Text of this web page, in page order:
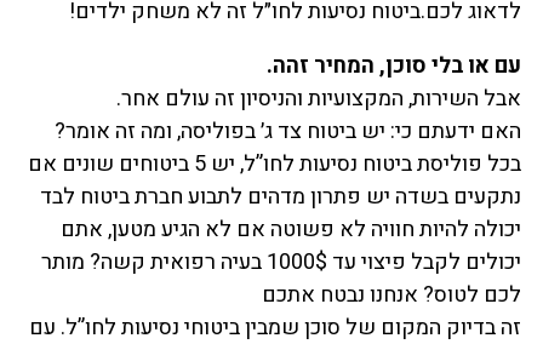
לדאוג לכם.ביטוח נסיעות לחו״ל זה לא משחק ילדים!
עם או בלי סוכן, המחיר זהה.
אבל השירות, המקצועיות והניסיון זה עולם אחר.
האם ידעתם כי: יש ביטוח צד ג׳ בפוליסה, ומה זה אומר?
בכל פוליסת ביטוח נסיעות לחו”ל, יש 5 ביטוחים שונים אם
נתקעים בשדה יש פתרון מדהים לתבוע חברת ביטוח לבד
יכולה להיות חוויה לא פשוטה אם לא הגיע מטען, אתם
יכולים לקבל פיצוי עד 1000$ בעיה רפואית קשה? מותר
לכם לטוס? אנחנו נבטח אתכם
זה בדיוק המקום של סוכן שמבין ביטוחי נסיעות לחו”ל. עם